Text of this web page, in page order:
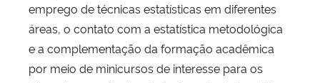
emprego de técnicas estatísticas em diferentes
áreas, o contato com a estatística metodológica
e a complementação da formação acadêmica
por meio de minicursos de interesse para os